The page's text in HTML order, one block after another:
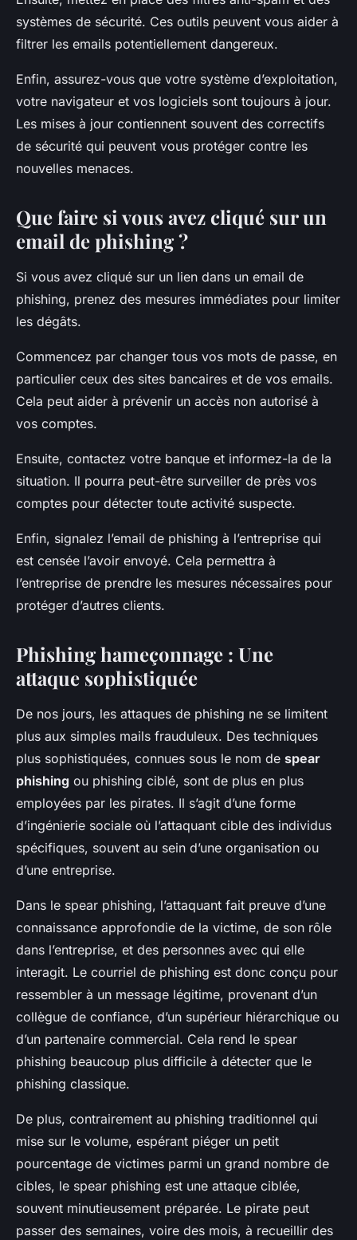
systèmes de sécurité. Ces outils peuvent vous aider à
filtrer les emails potentiellement dangereux.
Enfin, assurez-vous que votre système d’exploitation,
votre navigateur et vos logiciels sont toujours à jour.
Les mises à jour contiennent souvent des correctifs
de sécurité qui peuvent vous protéger contre les
nouvelles menaces.
Que faire si vous avez cliqué sur un
email de phishing ?
Si vous avez cliqué sur un lien dans un email de
phishing, prenez des mesures immédiates pour limiter
les dégâts.
Commencez par changer tous vos mots de passe, en
particulier ceux des sites bancaires et de vos emails.
Cela peut aider à prévenir un accès non autorisé à
vos comptes.
Ensuite, contactez votre banque et informez-la de la
situation. Il pourra peut-être surveiller de près vos
comptes pour détecter toute activité suspecte.
Enfin, signalez l’email de phishing à l’entreprise qui
est censée l’avoir envoyé. Cela permettra à
l’entreprise de prendre les mesures nécessaires pour
protéger d’autres clients.
Phishing hameçonnage : Une
attaque sophistiquée
De nos jours, les attaques de phishing ne se limitent
plus aux simples mails frauduleux. Des techniques
plus sophistiquées, connues sous le nom de spear
phishing ou phishing ciblé, sont de plus en plus
employées par les pirates. Il s’agit d’une forme
d’ingénierie sociale où l’attaquant cible des individus
spécifiques, souvent au sein d’une organisation ou
d’une entreprise.
Dans le spear phishing, l’attaquant fait preuve d’une
connaissance approfondie de la victime, de son rôle
dans l’entreprise, et des personnes avec qui elle
interagit. Le courriel de phishing est donc conçu pour
ressembler à un message légitime, provenant d’un
collègue de confiance, d’un supérieur hiérarchique ou
d’un partenaire commercial. Cela rend le spear
phishing beaucoup plus difficile à détecter que le
phishing classique.
De plus, contrairement au phishing traditionnel qui
mise sur le volume, espérant piéger un petit
pourcentage de victimes parmi un grand nombre de
cibles, le spear phishing est une attaque ciblée,
souvent minutieusement préparée. Le pirate peut
passer des semaines, voire des mois, à recueillir des